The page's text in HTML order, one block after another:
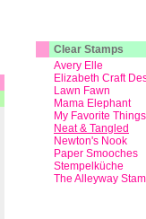
Clear Stamps
Avery Elle
Elizabeth Craft
Lawn Fawn
Mama Elephant
My Favorite Things
Neat & Tangled
Newton's Nook
Paper Smooches
Stempelküche
The Alleyway